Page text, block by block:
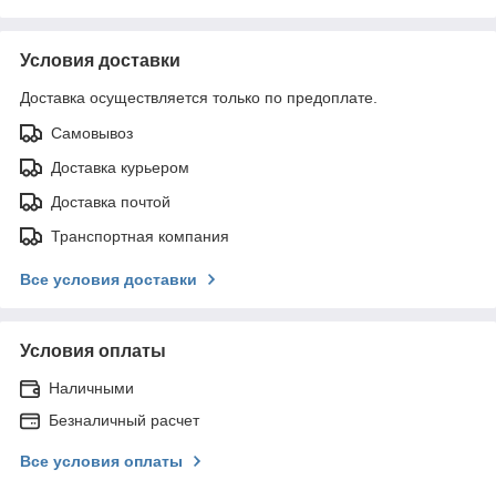
Условия доставки
Доставка осуществляется только по предоплате.
Самовывоз
Доставка курьером
Доставка почтой
Транспортная компания
Все условия доставки
Условия оплаты
Наличными
Безналичный расчет
Все условия оплаты